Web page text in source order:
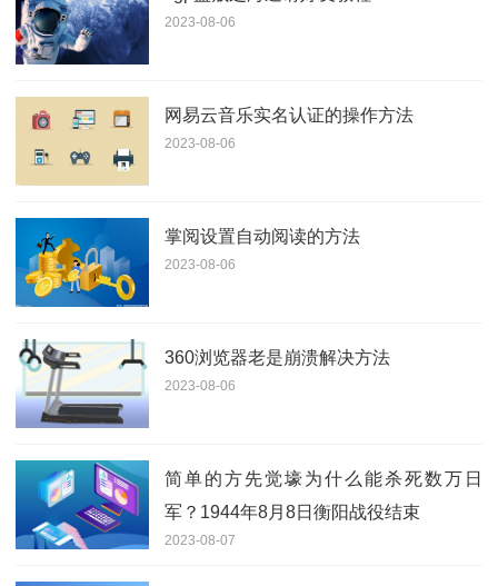
2023-08-06
网易云音乐实名认证的操作方法
2023-08-06
掌阅设置自动阅读的方法
2023-08-06
360浏览器老是崩溃解决方法
2023-08-06
简单的方先觉壕为什么能杀死数万日
军？1944年8月8日衡阳战役结束
2023-08-07